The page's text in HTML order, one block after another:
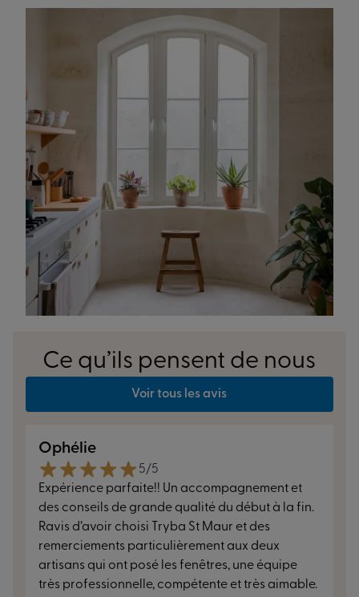
Ce qu’ils pensent de nous
Voir tous les avis
Ophélie
5/5
Expérience parfaite!! Un accompagnement et
des conseils de grande qualité du début à la fin.
Ravis d’avoir choisi Tryba St Maur et des
remerciements particulièrement aux deux
artisans qui ont posé les fenêtres, une équipe
très professionnelle, compétente et très aimable.